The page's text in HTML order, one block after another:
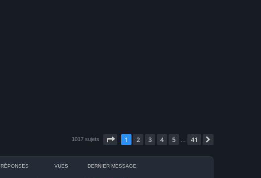
1017 sujets Page sur41
1 2 3 4 5 41
RÉPONSES VUES DERNIER MESSAGE